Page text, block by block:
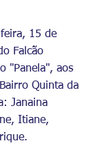
feira, 15 de
Falcão
"Panela", aos
Quinta da
Janaina
Itiane,